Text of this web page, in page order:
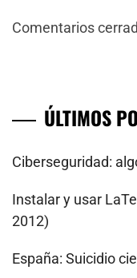
Comentarios
ÚLTIMOS
Ciberseguridad:
Instalar y usar
2012)
España: Suicidio